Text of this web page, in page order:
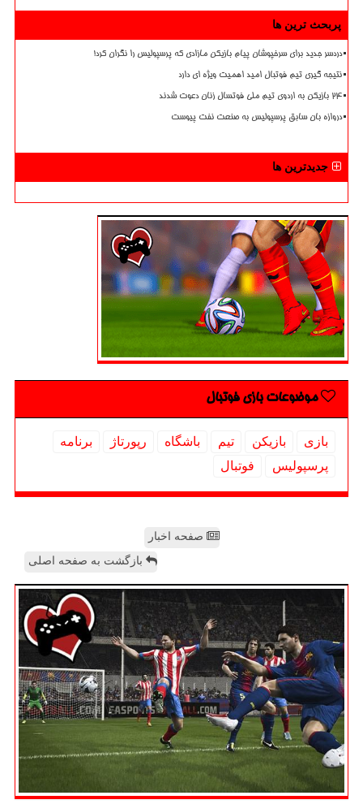
پربحث ترین ها
دردسر جدید برای سرخپوشان پیام بازیکن مازادی که پرسپولیس را نگران کرد!
نتیجه گیری تیم فوتبال امید اهمیت ویژه ای دارد
۲۴ بازیکن به اردوی تیم ملی فوتسال زنان دعوت شدند
دروازه بان سابق پرسپولیس به صنعت نفت پیوست
جدیدترین ها
موضوعات بازی فوتبال
بازی بازیكن تیم باشگاه رپورتاژ
برنامه
پرسپولیس
فوتبال
صفحه اخبار
بازگشت به صفحه اصلی